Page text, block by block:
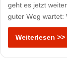
geht es jetzt
guter Weg
Weiterlesen >>